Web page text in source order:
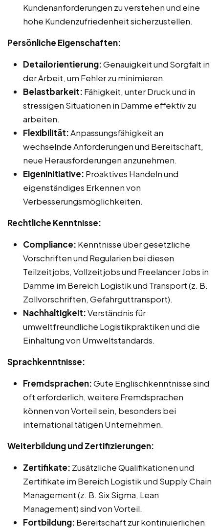
Kundenanforderungen zu verstehen und eine
hohe Kundenzufriedenheit sicherzustellen.
Persönliche Eigenschaften:
Detailorientierung:Genauigkeit und Sorgfalt in
der Arbeit, um Fehler zu minimieren.
Belastbarkeit: Fähigkeit, unter Druck und in
stressigen Situationen in Damme effektiv zu
arbeiten.
Flexibilität:Anpassungsfähigkeit an
wechselnde Anforderungen und Bereitschaft,
neue Herausforderungen anzunehmen.
Eigeninitiative: Proaktives Handeln und
eigenständiges Erkennen von
Verbesserungsmöglichkeiten.
Rechtliche Kenntnisse:
Compliance: Kenntnisse über gesetzliche
Vorschriften und Regularien bei diesen
Teilzeitjobs, Vollzeitjobs und Freelancer Jobs in
Damme im Bereich Logistik und Transport (z. B.
Zollvorschriften, Gefahrguttransport).
Nachhaltigkeit:Verständnis für
umweltfreundliche Logistikpraktiken und die
Einhaltung von Umweltstandards.
Sprachkenntnisse:
Fremdsprachen:Gute Englischkenntnisse sind
oft erforderlich, weitere Fremdsprachen
können von Vorteil sein, besonders bei
international tätigen Unternehmen.
Weiterbildung und Zertifizierungen:
Zertifikate: Zusätzliche Qualifikationen und
Zertifikate im Bereich Logistik und Supply Chain
Management (z. B. Six Sigma, Lean
Management) sind von Vorteil.
Fortbildung: Bereitschaft zur kontinuierlichen